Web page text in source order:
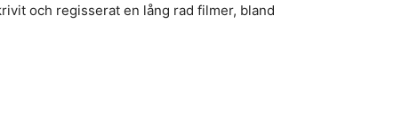
och regisserat en lång rad filmer, bland